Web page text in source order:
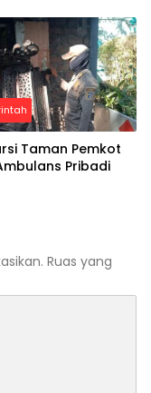
Taman Pemkot
Pribadi
Ruas yang